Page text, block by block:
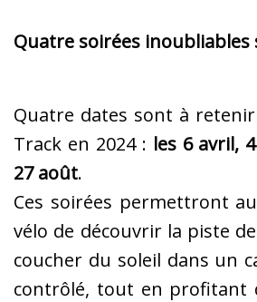
Quatre soirées inoubliables
Quatre dates sont à retenir
Track en 2024 : les 6 avril,
27 août.
Ces soirées permettront
vélo de découvrir la piste
coucher du soleil dans un
contrôlé, tout en profitant